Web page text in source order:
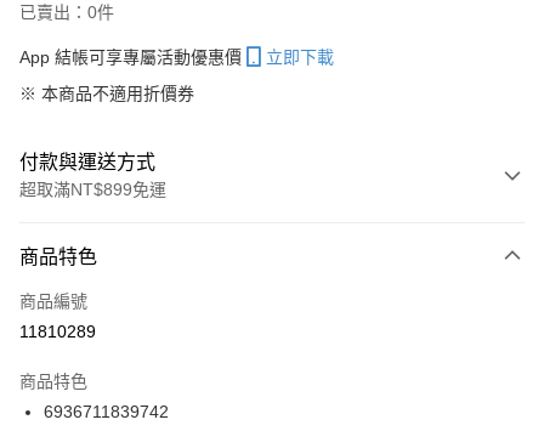
已賣出：0件
App 結帳可享專屬活動優惠價
立即下載
※ 本商品不適用折價券
付款與運送方式
超取滿NT$899免運
信用卡一次付款
信用卡分期付款
合作金庫商業銀行
華南商業銀行
商品特色
商品編號
11810289
商品特色
6936711839742